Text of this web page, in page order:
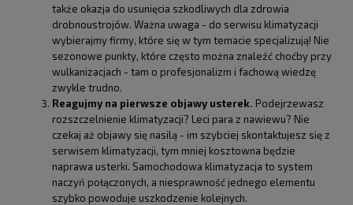
także okazja do usunięcia szkodliwych dla zdrowia
drobnoustrojów. Ważna uwaga - do serwisu klimatyzacji
wybierajmy firmy, które się w tym temacie specjalizują! Nie
sezonowe punkty, które często można znaleźć choćby przy
wulkanizacjach - tam o profesjonalizm i fachową wiedzę
zwykle trudno.
Reagujmy na pierwsze objawy usterek. Podejrzewasz
rozszczelnienie klimatyzacji? Leci para z nawiewu? Nie
czekaj aż objawy się nasilą - im szybciej skontaktujesz się z
serwisem klimatyzacji, tym mniej kosztowna będzie
naprawa usterki. Samochodowa klimatyzacja to system
naczyń połączonych, a niesprawność jednego elementu
szybko powoduje uszkodzenie kolejnych.